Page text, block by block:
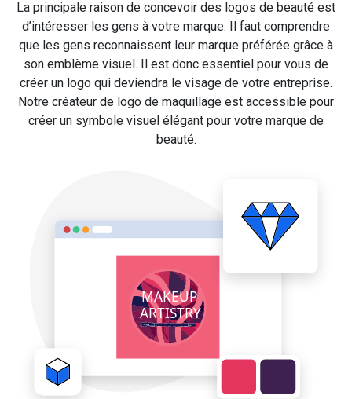
La principale raison de concevoir des logos de beauté est
d’intéresser les gens à votre marque. Il faut comprendre
que les gens reconnaissent leur marque préférée grâce à
son emblème visuel. Il est donc essentiel pour vous de
créer un logo qui deviendra le visage de votre entreprise.
Notre créateur de logo de maquillage est accessible pour
créer un symbole visuel élégant pour votre marque de
beauté.